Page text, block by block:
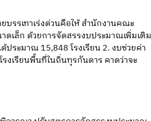
รรเทาเร่งด่วนคือให้ สำนักงานคณะ
เล็ก ด้วยการจัดสรรงบประมาณเพิ่มเติม
ประมาณ 15,848 โรงเรียน 2. งบช่วยค่า
งเรียนพื้นที่ในถิ่นทุรกันดาร คาดว่าจะ